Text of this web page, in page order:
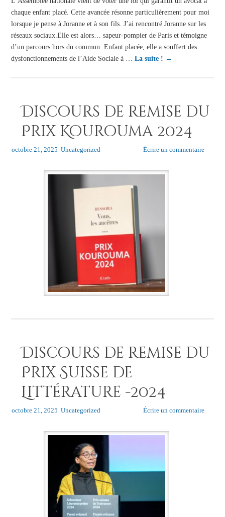
chaque enfant placé. Cette avancée résonne particulièrement pour moi
lorsque je pense à Joranne et à son fils. J’ai rencontré Joranne sur les
réseaux sociaux.Elle est alors… sapeur-pompier de Paris et témoigne
d’un parcours hors du commun. Enfant placée, elle a souffert des
dysfonctionnements de l’Aide Sociale à … La suite ! →
Discours de remise du
Prix Kourouma 2024
octobre 21, 2025 |Uncategorized Écrire un commentaire
Discours de remise du
Prix Suisse de
Littérature -2024
octobre 21, 2025 |Uncategorized Écrire un commentaire